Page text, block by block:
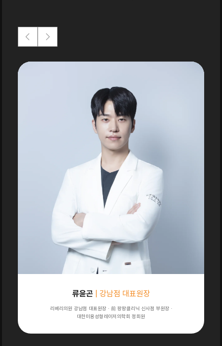
류윤곤 | 강남점 대표원장
리베리의원 강남점 대표원장 · 前 팡팡클리닉 신사점 부원장 ·
대한미용성형레이저의학회 정회원